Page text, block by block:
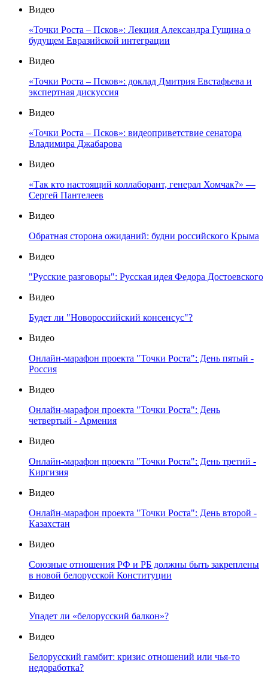
Видео
«Точки Роста – Псков»: Лекция Александра Гущина о
будущем Евразийской интеграции
Видео
«Точки Роста – Псков»: доклад Дмитрия Евстафьева и
экспертная дискуссия
Видео
«Точки Роста – Псков»: видеоприветствие сенатора
Владимира Джабарова
Видео
«Так кто настоящий коллаборант, генерал Хомчак?» —
Сергей Пантелеев
Видео
Обратная сторона ожиданий: будни российского Крыма
Видео
"Русские разговоры": Русская идея Федора Достоевского
Видео
Будет ли "Новороссийский консенсус"?
Видео
Онлайн-марафон проекта "Точки Роста": День пятый -
Россия
Видео
Онлайн-марафон проекта "Точки Роста": День
четвертый - Армения
Видео
Онлайн-марафон проекта "Точки Роста": День третий -
Киргизия
Видео
Онлайн-марафон проекта "Точки Роста": День второй -
Казахстан
Видео
Союзные отношения РФ и РБ должны быть закреплены
в новой белорусской Конституции
Видео
Упадет ли «белорусский балкон»?
Видео
Белорусский гамбит: кризис отношений или чья-то
недоработка?